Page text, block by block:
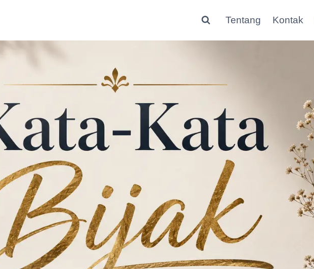
Tentang Kontak